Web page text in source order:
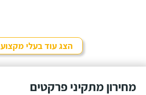
הצג עוד בעלי מקצוע
מחירון מתקיני פרקטים